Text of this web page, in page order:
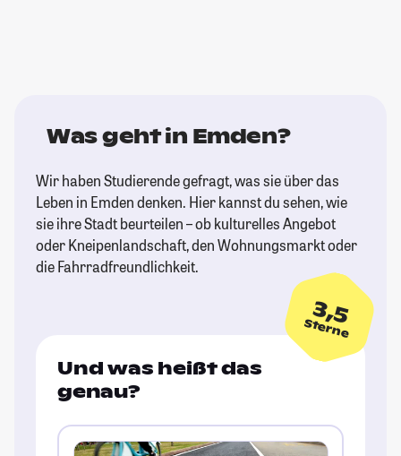
Was geht in Emden?
Wir haben Studierende gefragt, was sie über das
Leben in Emden denken. Hier kannst du sehen, wie
sie ihre Stadt beurteilen – ob kulturelles Angebot
oder Kneipenlandschaft, den Wohnungsmarkt oder
die Fahrradfreundlichkeit.
3,5
Sterne
Und was heißt das
genau?